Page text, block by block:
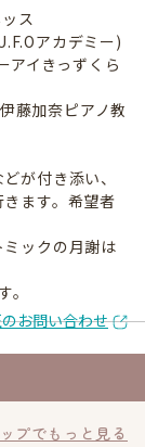
ス
アカデミー)
アイきっずくら
藤加奈ピアノ教
が付き添い、
ます。希望者
ックの月謝は
お問い合わせ
プでもっと見る